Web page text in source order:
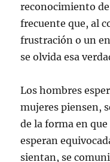
reconocimiento
frecuente que, al
frustración o un
se olvida esa
Los hombres
mujeres piensen,
de la forma en
esperan
sientan, se